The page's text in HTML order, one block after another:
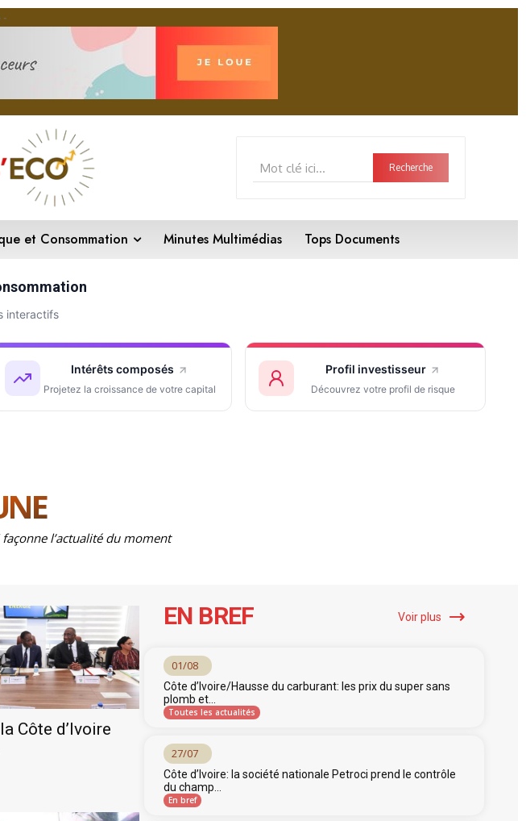
-
Mot clé ici... Recherche
et Consommation Minutes Multimédias Tops Documents
interactifs
Intérêts composés
Projetez la croissance de votre capital
Profil investisseur
Découvrez votre profil de risque
l’actualité du moment
Côte d’Ivoire
EN BREF Voir plus
01/08
Côte d’Ivoire/Hausse du carburant: les prix du super sans
plomb et...
Toutes les actualités
27/07
Côte d’Ivoire: la société nationale Petroci prend le contrôle
du champ...
En bref